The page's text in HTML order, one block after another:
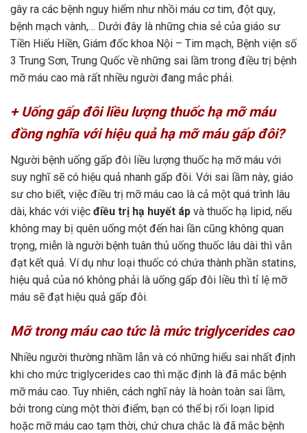
gây ra các bệnh nguy hiểm như nhồi máu cơ tim, đột quỵ,
bệnh mạch vành,… Dưới đây là những chia sẻ của giáo sư
Tiền Hiếu Hiền, Giám đốc khoa Nội – Tim mạch, Bệnh viện số
3 Trung Sơn, Trung Quốc về những sai lầm trong điều trị bệnh
mỡ máu cao mà rất nhiều người đang mắc phải.
+ Uống gấp đôi liều lượng thuốc hạ mỡ máu
đồng nghĩa với hiệu quả hạ mỡ máu gấp đôi?
Người bệnh uống gấp đôi liều lượng thuốc hạ mỡ máu với
suy nghĩ sẽ có hiệu quả nhanh gấp đôi. Với sai lầm này, giáo
sư cho biết, việc điều trị mỡ máu cao là cả một quá trình lâu
dài, khác với việc điều trị hạ huyết áp và thuốc hạ lipid, nếu
không may bị quên uống một đến hai lần cũng không quan
trọng, miễn là người bệnh tuân thủ uống thuốc lâu dài thì vẫn
đạt kết quả. Ví dụ như loại thuốc có chứa thành phần statins,
hiệu quả của nó không phải là uống gấp đôi liều thì tỉ lệ mỡ
máu sẽ đạt hiệu quả gấp đôi.
Mỡ trong máu cao tức là mức triglycerides cao
Nhiều người thường nhầm lẫn và có những hiểu sai nhất định
khi cho mức triglycerides cao thì mặc định là đã mắc bệnh
mỡ máu cao. Tuy nhiên, cách nghĩ này là hoàn toàn sai lầm,
bởi trong cùng một thời điểm, bạn có thể bị rối loạn lipid
hoặc mỡ máu cao tạm thời, chứ chưa chắc là đã mắc bệnh